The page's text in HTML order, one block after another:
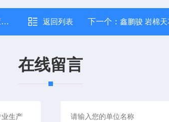
返回列表 下一个： 鑫鹏骏 岩棉天花吸
在线留言